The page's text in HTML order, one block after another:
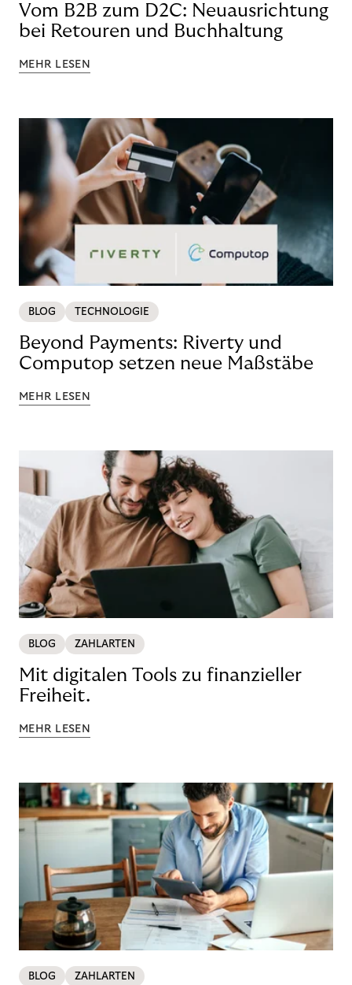
Vom B2B zum D2C: Neuausrichtung
bei Retouren und Buchhaltung
MEHR LESEN
BLOG TECHNOLOGIE
Beyond Payments: Riverty und
Computop setzen neue Maßstäbe
MEHR LESEN
BLOG ZAHLARTEN
Mit digitalen Tools zu finanzieller
Freiheit.
MEHR LESEN
BLOG ZAHLARTEN